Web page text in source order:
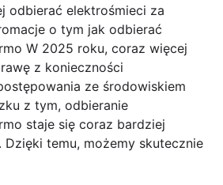
odbierać elektrośmieci za
o tym jak odbierać
W 2025 roku, coraz więcej
z konieczności
ze środowiskiem
z tym, odbieranie
staje się coraz bardziej
temu, możemy skutecznie